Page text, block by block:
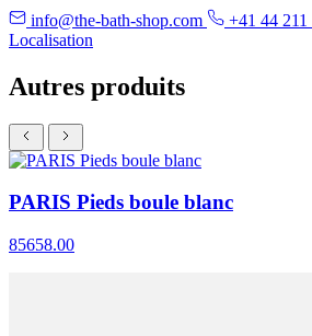
info@the-bath-shop.com +41 44 211
Localisation
Autres produits
PARIS Pieds boule blanc
85658.00